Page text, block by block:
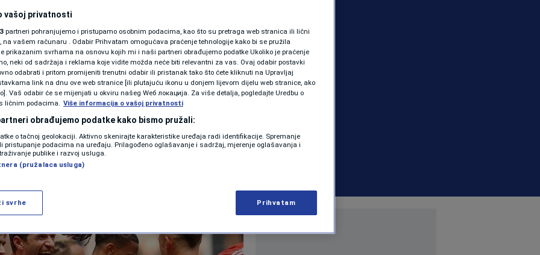
KOLUMNE
PODCAST
N1 SPECIJAL
FENOMENI
NEISTRAŽENO
VIRALNO
VIDEO
Bayerna na
šta je tačno radio
NOGOMET 0 komentara
Više
vašoj privatnosti
partneri pohranjujemo i pristupamo osobnim podacima, kao što su pretraga web stranica ili lični
na vašem računaru . Odabir Prihvatam omogućava praćenje tehnologije kako bi se pružila
prikazanim svrhama na osnovu kojih mi i naši partneri obrađujemo podatke Ukoliko je praćenje
neki od sadržaja i reklama koje vidite možda neće biti relevantni za vas. Ovaj odabir postavki
odabrati i pritom promijeniti trenutni odabir ili pristanak tako što ćete kliknuti na Upravljaj
link na dnu ove web stranice [ili plutajuću ikonu u donjem lijevom dijelu web stranice, ako
Vaš odabir će se mijenjati u okviru našeg Wеб локација. Za više detalja, pogledajte Uredbu o
ličnim podacima. Više informacija o vašoj privatnosti
obrađujemo podatke kako bismo pružali:
o tačnoj geolokaciji. Aktivno skenirajte karakteristike uređaja radi identifikacije. Spremanje
pristupanje podacima na uređaju. Prilagođeno oglašavanje i sadržaj, mjerenje oglašavanja i
publike i razvoj usluga.
(pružalaca usluga)
svrhe Prihvatam